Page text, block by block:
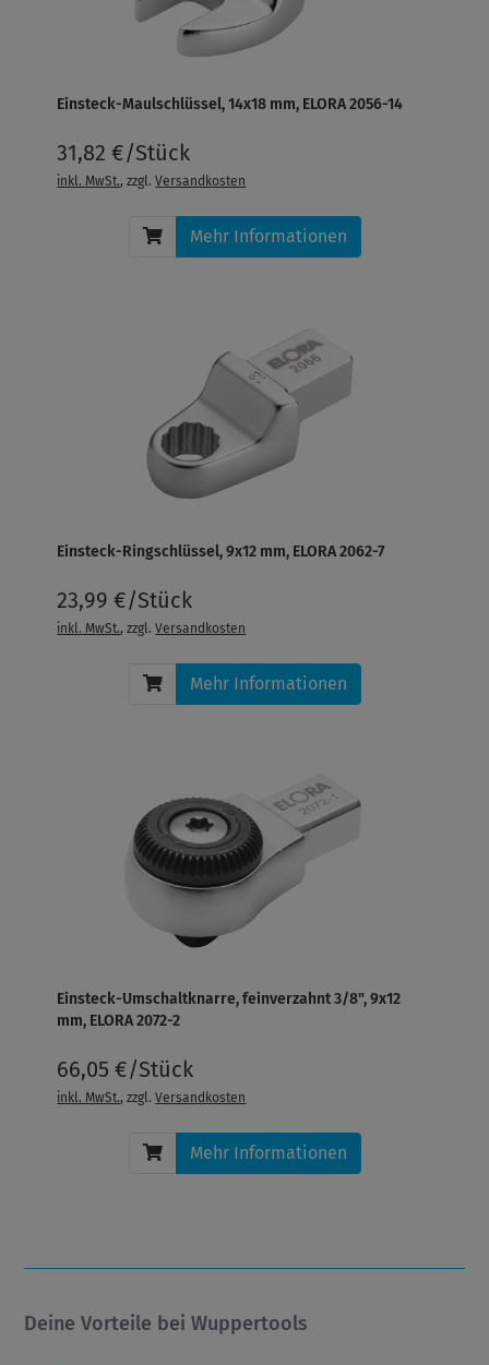
Einsteck-Maulschlüssel, 14x18 mm, ELORA 2056-14
31,82 €/Stück
inkl. MwSt., zzgl.Versandkosten
Mehr Informationen
Einsteck-Ringschlüssel, 9x12 mm, ELORA 2062-7
23,99 €/Stück
inkl. MwSt., zzgl.Versandkosten
Mehr Informationen
Einsteck-Umschaltknarre, feinverzahnt 3/8", 9x12
mm, ELORA 2072-2
66,05 €/Stück
inkl. MwSt., zzgl.Versandkosten
Mehr Informationen
Deine Vorteile bei Wuppertools